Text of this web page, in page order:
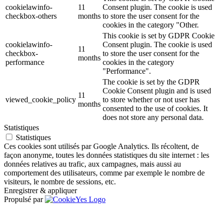
cookielawinfo-
checkbox-others
11
months
Consent plugin. The cookie is used
to store the user consent for the
cookies in the category "Other.
cookielawinfo-
checkbox-
performance
11
months
This cookie is set by GDPR Cookie
Consent plugin. The cookie is used
to store the user consent for the
cookies in the category
"Performance".
viewed_cookie_policy
11
months
The cookie is set by the GDPR
Cookie Consent plugin and is used
to store whether or not user has
consented to the use of cookies. It
does not store any personal data.
Statistiques
Statistiques
Ces cookies sont utilisés par Google Analytics. Ils récoltent, de
façon anonyme, toutes les données statistiques du site internet : les
données relatives au trafic, aux campagnes, mais aussi au
comportement des utilisateurs, comme par exemple le nombre de
visiteurs, le nombre de sessions, etc.
Enregistrer & appliquer
Propulsé par